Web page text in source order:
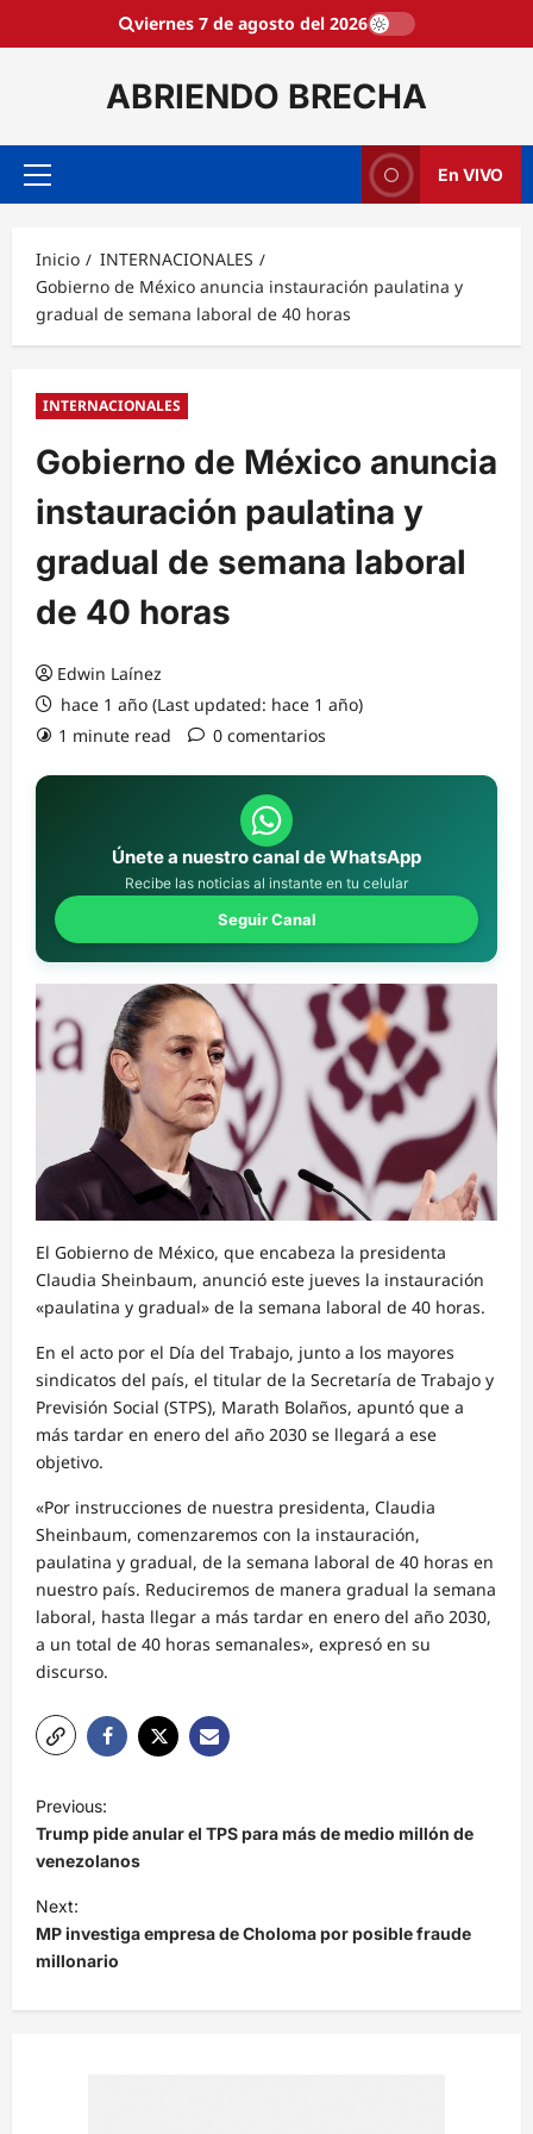
viernes 7 de agosto del 2026
ABRIENDO BRECHA
Menú
En VIVO
Inicio
INTERNACIONALES
Gobierno de México anuncia instauración paulatina y
gradual de semana laboral de 40 horas
INTERNACIONALES
Gobierno de México anuncia
instauración paulatina y
gradual de semana laboral
de 40 horas
Edwin Laínez
hace 1 año (Last updated: hace 1 año)
1 minute read
0 comentarios
Únete a nuestro canal de WhatsApp
Recibe las noticias al instante en tu celular
Seguir Canal
El Gobierno de México, que encabeza la presidenta
Claudia Sheinbaum, anunció este jueves la instauración
«paulatina y gradual» de la semana laboral de 40 horas.
En el acto por el Día del Trabajo, junto a los mayores
sindicatos del país, el titular de la Secretaría de Trabajo y
Previsión Social (STPS), Marath Bolaños, apuntó que a
más tardar en enero del año 2030 se llegará a ese
objetivo.
«Por instrucciones de nuestra presidenta, Claudia
Sheinbaum, comenzaremos con la instauración,
paulatina y gradual, de la semana laboral de 40 horas en
nuestro país. Reduciremos de manera gradual la semana
laboral, hasta llegar a más tardar en enero del año 2030,
a un total de 40 horas semanales», expresó en su
discurso.
a
v
e
g
a
c
Previous:
Trump pide anular el TPS para más de medio millón de
venezolanos
Next:
MP investiga empresa de Choloma por posible fraude
millonario